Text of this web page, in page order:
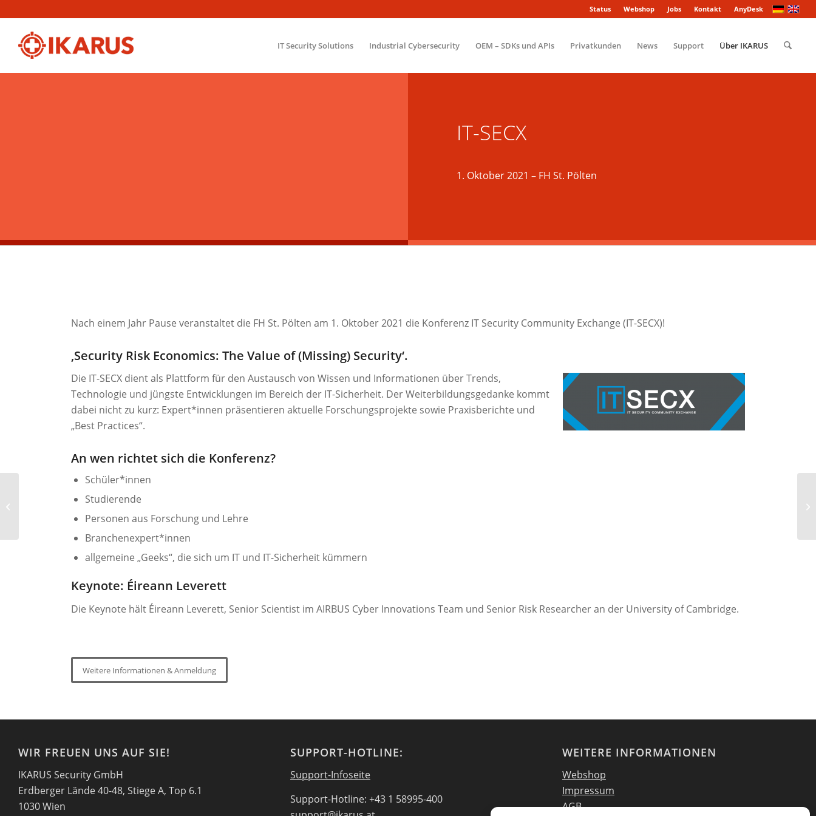
Status Webshop Jobs Kontakt AnyDesk
IT Security Solutions Industrial Cybersecurity OEM – SDKs und APIs Privatkunden News Support Über IKARUS
IT-SECX
1. Oktober 2021 – FH St. Pölten
Nach einem Jahr Pause veranstaltet die FH St. Pölten am 1. Oktober 2021 die Konferenz IT Security Community Exchange (IT-SECX)!
‚Security Risk Economics: The Value of (Missing) Security‘.
Die IT-SECX dient als Plattform für den Austausch von Wissen und Informationen über Trends,
Technologie und jüngste Entwicklungen im Bereich der IT-Sicherheit. Der Weiterbildungsgedanke kommt
dabei nicht zu kurz: Expert*innen präsentieren aktuelle Forschungsprojekte sowie Praxisberichte und
„Best Practices“.
An wen richtet sich die Konferenz?
Schüler*innen
Studierende
Personen aus Forschung und Lehre
Branchenexpert*innen
allgemeine „Geeks“, die sich um IT und IT-Sicherheit kümmern
Keynote: Éireann Leverett
Die Keynote hält Éireann Leverett, Senior Scientist im AIRBUS Cyber Innovations Team und Senior Risk Researcher an der University of Cambridge.
Weitere Informationen & Anmeldung
WIR FREUEN UNS AUF SIE!
IKARUS Security GmbH
Erdberger Lände 40-48, Stiege A, Top 6.1
1030 Wien
SUPPORT-HOTLINE:
Support-Infoseite
Support-Hotline: +43 1 58995-400
WEITERE INFORMATIONEN
Webshop
Impressum
AGB